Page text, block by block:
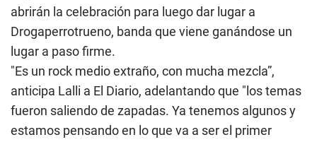
abrirán la celebración para luego dar lugar a
Drogaperrotrueno, banda que viene ganándose un
lugar a paso firme.
"Es un rock medio extraño, con mucha mezcla”,
anticipa Lalli a El Diario, adelantando que "los temas
fueron saliendo de zapadas. Ya tenemos algunos y
estamos pensando en lo que va a ser el primer